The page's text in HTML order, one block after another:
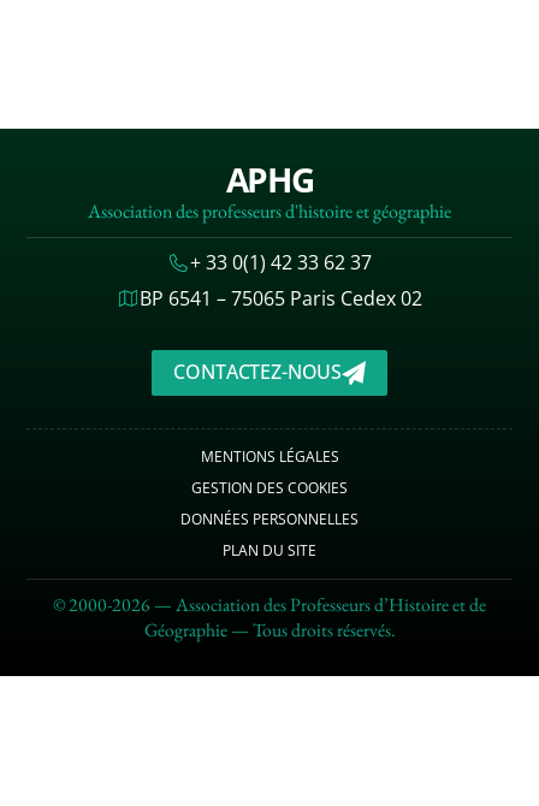
APHG
Association des professeurs d'histoire et géographie
+ 33 0(1) 42 33 62 37
BP 6541 – 75065 Paris Cedex 02
CONTACTEZ-NOUS
MENTIONS LÉGALES
GESTION DES COOKIES
DONNÉES PERSONNELLES
PLAN DU SITE
© 2000-2026 — Association des Professeurs d’Histoire et de
Géographie — Tous droits réservés.